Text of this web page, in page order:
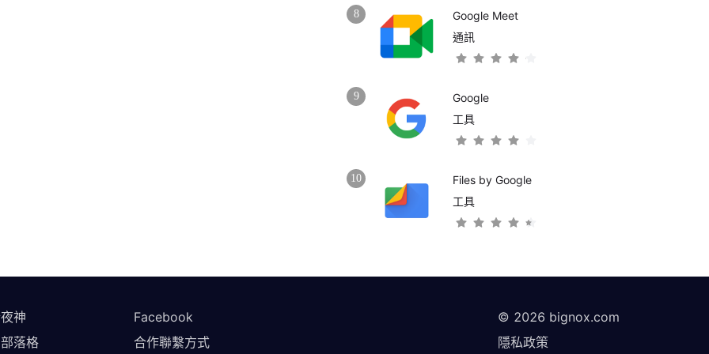
8
Google Meet
通訊
9
Google
工具
10
Files by Google
工具
神
落格
Facebook
合作聯繫方式
© 2026 bignox.com
隱私政策